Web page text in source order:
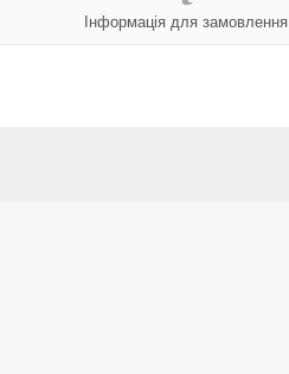
Інформація для замовлення